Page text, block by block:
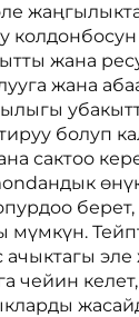
жана
жана
болуп
сактоо
берет,
ачыктагы
чейин